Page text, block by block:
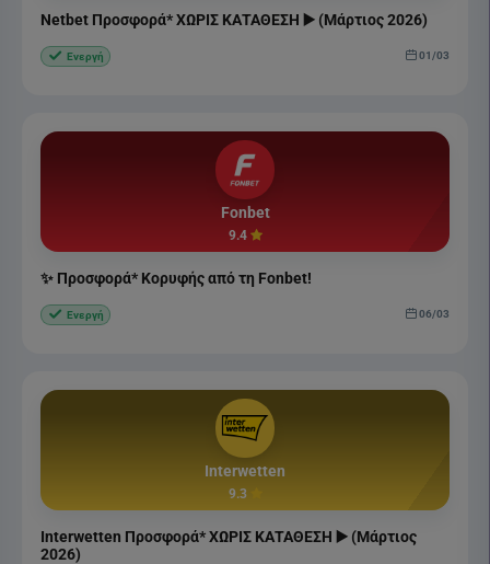
Netbet Προσφορά* ΧΩΡΙΣ ΚΑΤΑΘΕΣΗ ▶️ (Μάρτιος 2026)
Ενεργή 01/03
Fonbet
9.4
✨ Προσφορά* Κορυφής από τη Fonbet!
Ενεργή 06/03
Interwetten
9.3
Interwetten Προσφορά* ΧΩΡΙΣ ΚΑΤΑΘΕΣΗ ▶️ (Μάρτιος
2026)